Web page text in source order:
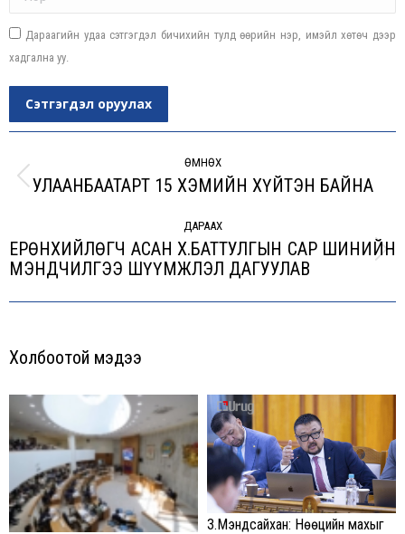
Дараагийн удаа сэтгэгдэл бичихийн тулд өөрийн нэр, имэйл хөтөч дээр
хадгална уу.
Сэтгэгдэл оруулах
navigation
ӨМНӨХ
Previous
УЛААНБААТАРТ 15 ХЭМИЙН ХҮЙТЭН БАЙНА
ДАРААХ
Next
post:
ЕРӨНХИЙЛӨГЧ АСАН Х.БАТТУЛГЫН САР ШИНИЙН
МЭНДЧИЛГЭЭ ШҮҮМЖЛЭЛ ДАГУУЛАВ
Холбоотой мэдээ
З.Мэндсайхан: Нөөцийн махыг